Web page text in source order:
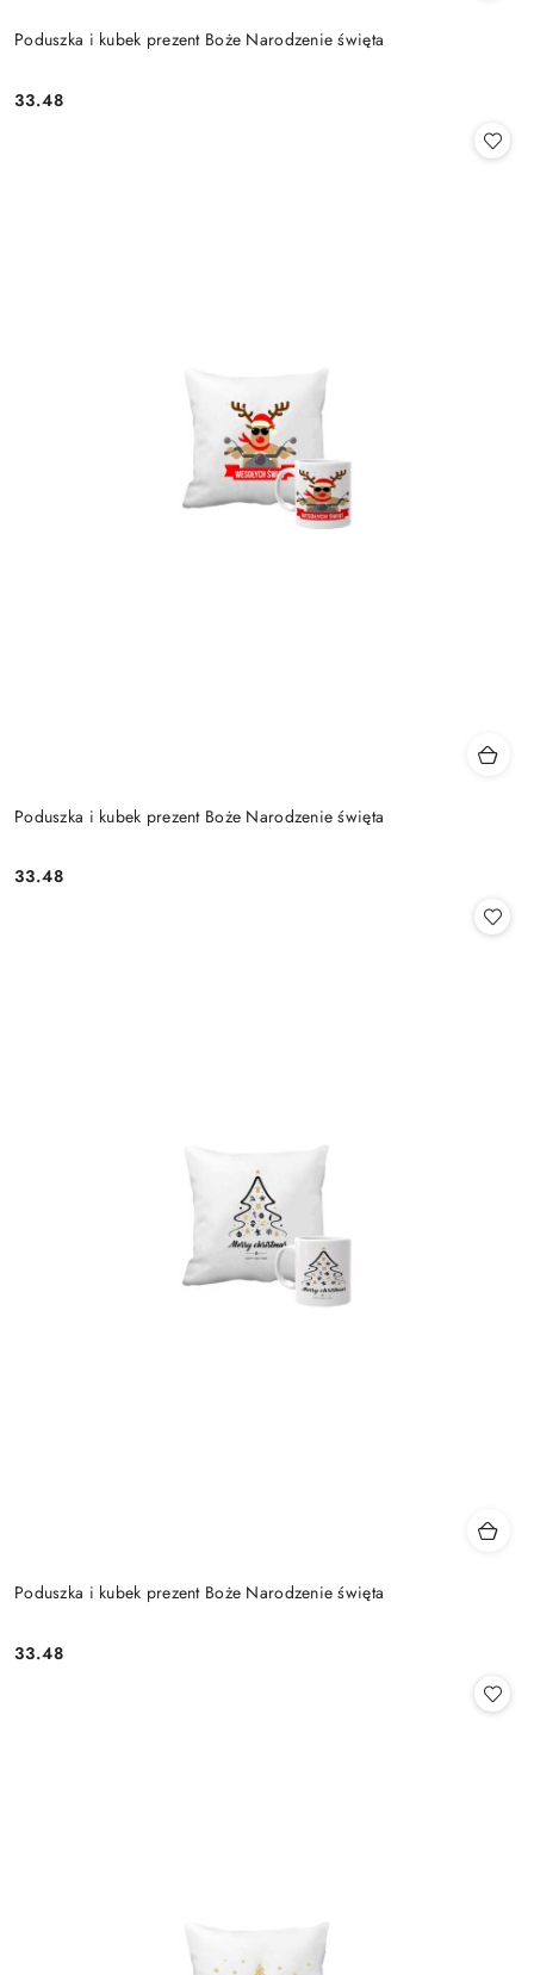
Poduszka i kubek prezent Boże Narodzenie święta
Cena:
33.48
Poduszka i kubek prezent Boże Narodzenie święta
Cena:
33.48
Poduszka i kubek prezent Boże Narodzenie święta
Cena:
33.48